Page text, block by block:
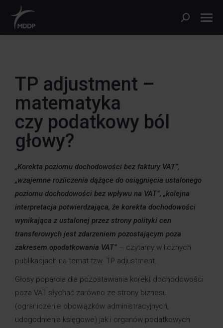
TP adjustment –
matematyka
czy podatkowy ból
głowy?
„Korekta poziomu dochodowości bez faktury VAT”,
„wzajemne rozliczenia dążące do osiągnięcia ustalonego
poziomu dochodowości bez wpływu na VAT”, „kolejna
interpretacja potwierdzająca, że korekta dochodowości
wynikająca z ustalonej przez strony polityki cen
transferowych jest zdarzeniem pozostającym poza
zakresem opodatkowania VAT” – czytamy w licznych
publikacjach na temat tzw. TP adjustment.
Głosy poparcia dla pozostawiania korekt dochodowości
poza VAT słychać zarówno ze strony biznesu
(ograniczenie obowiązków administracyjnych,
udogodnienia księgowe) jak i organów podatkowych